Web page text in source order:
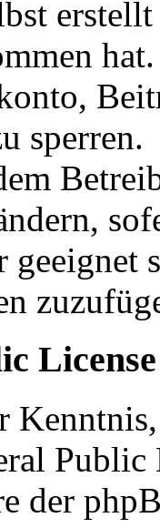
sperren.
geeignet
License
der